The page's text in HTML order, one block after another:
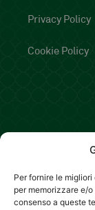
Per fornire le
per memorizzare e/
consenso a queste
Privacy Policy
Cookie Policy